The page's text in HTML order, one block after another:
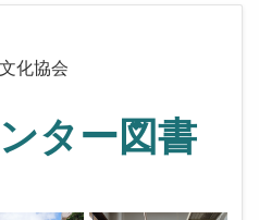
化協会
ター図書